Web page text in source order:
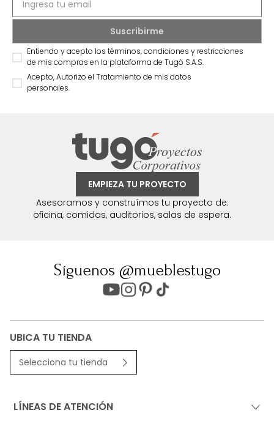
Entiendo y acepto los términos, condiciones y restricciones
de mis compras en la plataforma de Tugó S.A.S.
Acepto, Autorizo el Tratamiento de mis datos
personales.
EMPIEZA TU PROYECTO
Asesoramos y construímos tu proyecto de:
oficina, comidas, auditorios, salas de espera.
Síguenos @mueblestugo
UBICA TU TIENDA
Selecciona tu tienda
LÍNEAS DE ATENCIÓN